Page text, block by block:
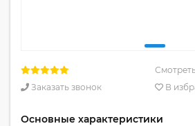
Заказать звонок
В
Основные характеристики